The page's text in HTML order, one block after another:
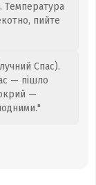
Температура
пийте
Спас).
— пішло
—